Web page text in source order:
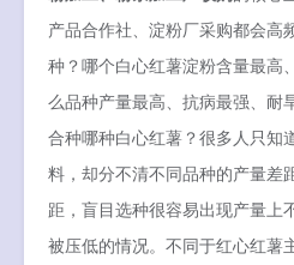
产品合作社、淀粉厂采购都会高
种？哪个白心红薯淀粉含量最高
么品种产量最高、抗病最强、耐
合种哪种白心红薯？很多人只知
料，却分不清不同品种的产量差
距，盲目选种很容易出现产量上
被压低的情况。不同于红心红薯